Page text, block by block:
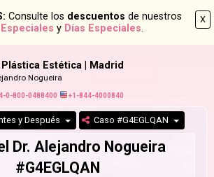
X
Consulte los descuentos de nuestros
y Días Especiales.
Estética | Madrid
Nogueira
0-800-0488400 +1-844-4000840
y Después Caso #G4EGLQAN
Dr. Alejandro Nogueira
#G4EGLQAN